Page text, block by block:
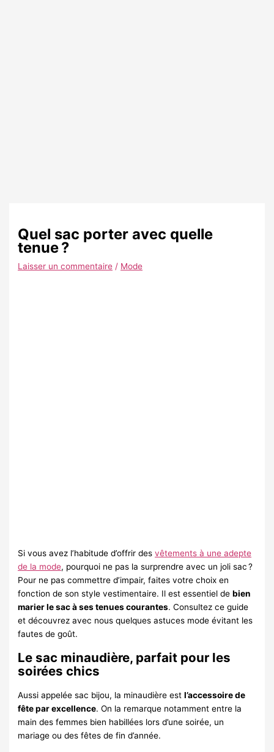
Quel sac porter avec quelle
tenue ?
Laisser un commentaire / Mode
Si vous avez l’habitude d’offrir desvêtements à une adepte
de la mode, pourquoi ne pas la surprendre avec un joli sac ?
Pour ne pas commettre d’impair, faites votre choix en
fonction de son style vestimentaire. Il est essentiel debien
marier le sac à ses tenues courantes. Consultez ce guide
et découvrez avec nous quelques astuces mode évitant les
fautes de goût.
Le sac minaudière, parfait pour les
soirées chics
Aussi appelée sac bijou, la minaudière estl’accessoire de
fête par excellence. On la remarque notamment entre la
main des femmes bien habillées lors d’une soirée, un
mariage ou des fêtes de fin d’année.